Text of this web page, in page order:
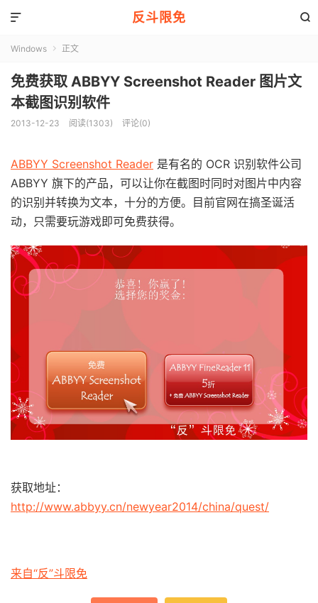
反斗限免 

Windows  正文
免费获取 ABBYY Screenshot Reader 图片文
本截图识别软件
2013-12-23 阅读(1303) 评论(0)
ABBYY Screenshot Reader 是有名的 OCR 识别软件公司
ABBYY 旗下的产品，可以让你在截图时同时对图片中内容
的识别并转换为文本，十分的方便。目前官网在搞圣诞活
动，只需要玩游戏即可免费获得。
获取地址：
http://www.abbyy.cn/newyear2014/china/quest/
来自“反”斗限免